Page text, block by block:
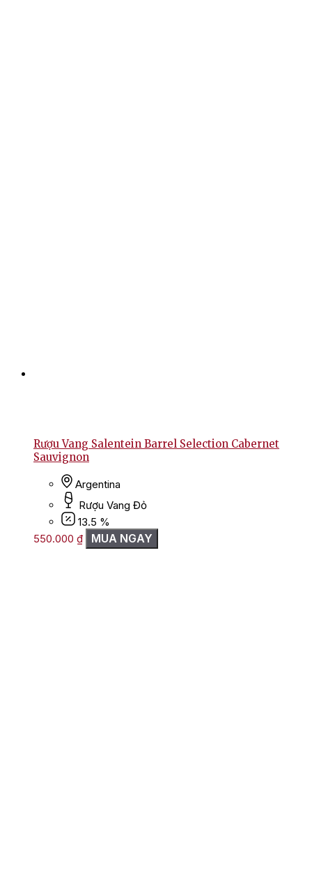
Rượu Vang Salentein Barrel Selection Cabernet
Sauvignon
Argentina
Rượu Vang Đỏ
13.5 %
550.000 ₫ MUA NGAY